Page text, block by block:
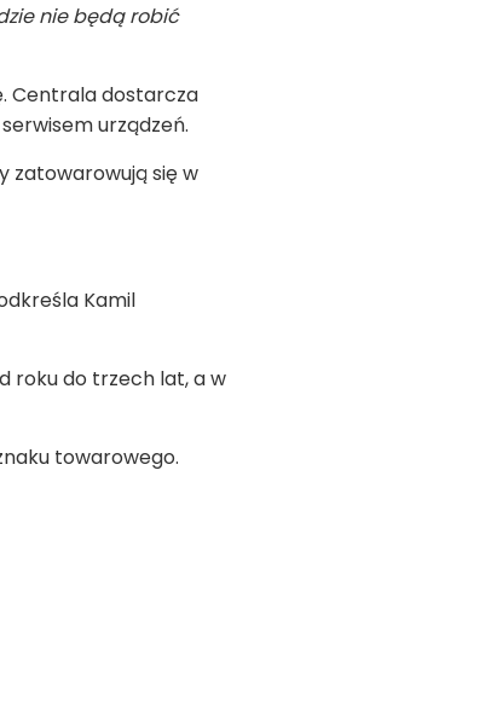
nie będą robić
Centrala dostarcza
urządzeń.
zatowarowują się w
Kamil
roku do trzech lat, a w
towarowego.